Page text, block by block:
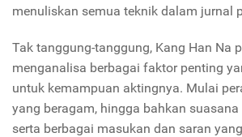
menuliskan semua teknik dalam jurnal
Tak tanggung-tanggung, Kang Han Na
menganalisa berbagai faktor penting
untuk kemampuan aktingnya. Mulai
yang beragam, hingga bahkan
serta berbagai masukan dan saran